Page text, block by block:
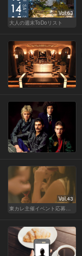
Vol.63
大人の週末ToDoリスト
Vol.43